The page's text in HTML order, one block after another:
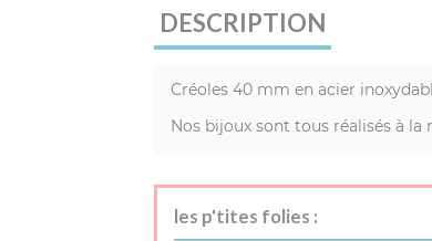
DESCRIPTION
Créoles 40 mm en acier
Nos bijoux sont tous réalisés à
les p'tites folies :